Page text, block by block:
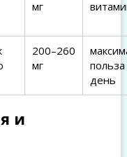
мг
200–260
мг
день
и